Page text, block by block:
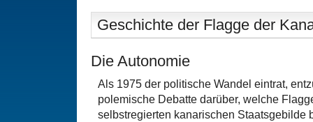
Geschichte der Flagge der
Die Autonomie
Als 1975 der politische Wandel eintrat,
polemische Debatte darüber, welche
selbstregierten kanarischen Staatsgebilde